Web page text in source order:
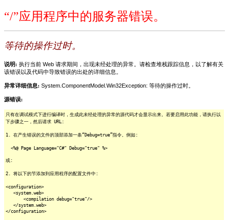
“/”应用程序中的服务器错误。
等待的操作过时。
说明: 执行当前 Web 请求期间，出现未经处理的异常。请检查堆栈跟踪信息，以了解有关
该错误以及代码中导致错误的出处的详细信息。
异常详细信息: System.ComponentModel.Win32Exception: 等待的操作过时。
源错误:
只有在调试模式下进行编译时，生成此未经处理的异常的源代码才会显示出来。若要启用此功能，请执行以
下步骤之一，然后请求 URL:
1. 在产生错误的文件的顶部添加一条“Debug=true”指令。例如:
<%@ Page Language="C#" Debug="true" %>
或:
2. 将以下的节添加到应用程序的配置文件中:
<configuration>
<system.web>
<compilation debug="true"/>
</system.web>
</configuration>